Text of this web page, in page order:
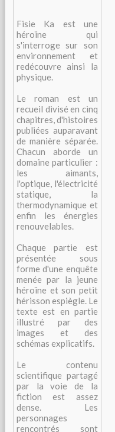
Fisie Ka est une
héroïne qui
s'interroge sur son
environnement et
redécouvre ainsi la
physique.
Le roman est un
recueil divisé en cinq
chapitres, d'histoires
publiées auparavant
de manière séparée.
Chacun aborde un
domaine particulier :
les aimants,
l'optique, l'électricité
statique, la
thermodynamique et
enfin les énergies
renouvelables.
Chaque partie est
présentée sous
forme d'une enquête
menée par la jeune
héroïne et son petit
hérisson espiègle. Le
texte est en partie
illustré par des
images et des
schémas explicatifs.
Le contenu
scientifique partagé
par la voie de la
fiction est assez
dense. Les
personnages
rencontrés sont